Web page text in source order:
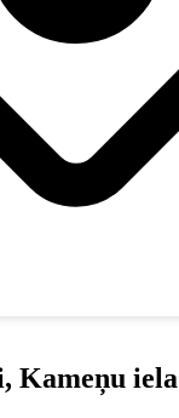
Kameņu iela